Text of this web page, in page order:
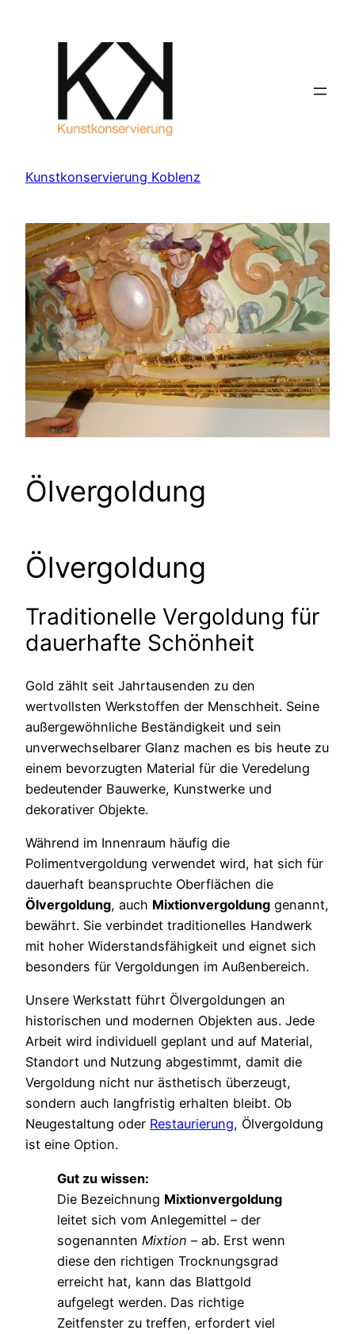
Kunstkonservierung Koblenz
Ölvergoldung
Ölvergoldung
Traditionelle Vergoldung für
dauerhafte Schönheit
Gold zählt seit Jahrtausenden zu den
wertvollsten Werkstoffen der Menschheit. Seine
außergewöhnliche Beständigkeit und sein
unverwechselbarer Glanz machen es bis heute zu
einem bevorzugten Material für die Veredelung
bedeutender Bauwerke, Kunstwerke und
dekorativer Objekte.
Während im Innenraum häufig die
Polimentvergoldung verwendet wird, hat sich für
dauerhaft beanspruchte Oberflächen die
Ölvergoldung, auch Mixtionvergoldung genannt,
bewährt. Sie verbindet traditionelles Handwerk
mit hoher Widerstandsfähigkeit und eignet sich
besonders für Vergoldungen im Außenbereich.
Unsere Werkstatt führt Ölvergoldungen an
historischen und modernen Objekten aus. Jede
Arbeit wird individuell geplant und auf Material,
Standort und Nutzung abgestimmt, damit die
Vergoldung nicht nur ästhetisch überzeugt,
sondern auch langfristig erhalten bleibt. Ob
Neugestaltung oder Restaurierung, Ölvergoldung
ist eine Option.
Gut zu wissen:
Die Bezeichnung Mixtionvergoldung
leitet sich vom Anlegemittel – der
sogenannten Mixtion – ab. Erst wenn
diese den richtigen Trocknungsgrad
erreicht hat, kann das Blattgold
aufgelegt werden. Das richtige
Zeitfenster zu treffen, erfordert viel